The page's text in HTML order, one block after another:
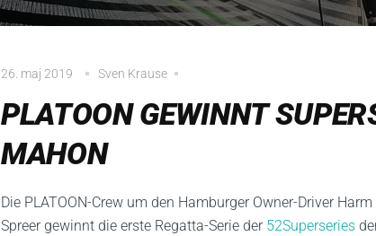
26. maj 2019 Sven Krause
PLATOON GEWINNT
MAHON
Die PLATOON-Crew um den Hamburger Owner-Driver
Spreer gewinnt die erste Regatta-Serie der 52Superseries